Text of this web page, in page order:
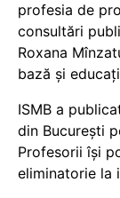
profesia de
consultări
Roxana
bază și
ISMB a
din București
Profesorii își
eliminatorie la